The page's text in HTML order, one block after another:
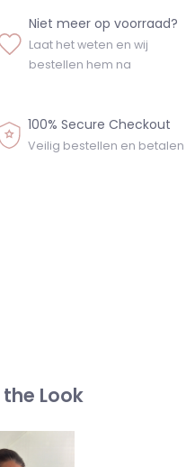
Niet meer op voorraad?
Laat het weten en wij
bestellen hem na
100% Secure Checkout
Veilig bestellen en betalen
Look